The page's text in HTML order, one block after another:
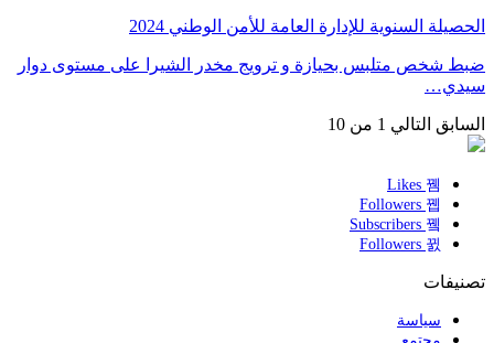
الحصيلة السنوية للإدارة العامة للأمن الوطني 2024
ضبط شخص متلبس بحيازة و ترويج مخدر الشيرا على مستوى دوار
سيدي…
السابق التالي 1 من 10
تصنيفات
سياسة